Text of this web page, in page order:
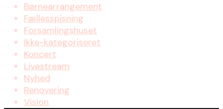
Børnearrangement
Fællesspisning
Forsamlingshuset
Ikke-kategoriseret
Koncert
Livestream
Nyhed
Renovering
Vision